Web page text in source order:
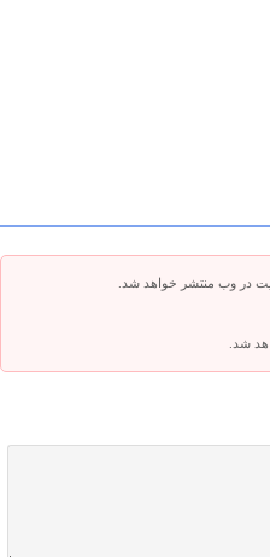
در وب منتشر خواهد شد.
شد.